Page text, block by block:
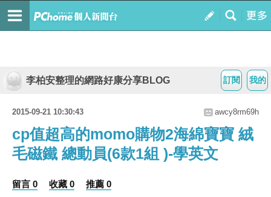
我的
訂閱
李柏安整理的網路好康分享BLOG
2015-09-21 10:30:43 awcy8rm69h
cp值超高的momo購物2海綿寶寶 絨
毛磁鐵 總動員(6款1組 )-學英文
留言 0 收藏 0 推薦 0